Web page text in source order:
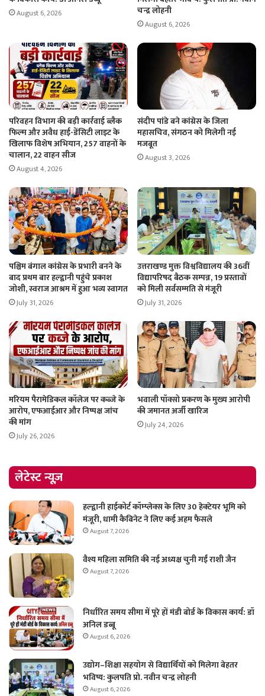
August 6, 2026
चन्द्र लोहनी
August 6, 2026
परिवहन विभाग की बड़ी कार्रवाई ब्लैक
फिल्म और अवैध हाई-डेंसिटी लाइट के
खिलाफ विशेष अभियान, 257 वाहनों के
चालान, 22 वाहन सीज
August 4, 2026
संदीप पांडे बने कांग्रेस के जिला
महासचिव, संगठन को मिलेगी नई
मजबूत
August 3, 2026
पश्चिम बंगाल कांग्रेस के प्रभारी बनने के
बाद प्रथम बार हल्द्वानी पहुंचे प्रकाश
जोशी, स्वराज आश्रम में हुआ भव्य स्वागत
July 31, 2026
उत्तराखण्ड मुक्त विश्वविद्यालय की 36वीं
विद्यापरिषद बैठक सम्पन्न, 19 प्रस्तावों
को मिली सर्वसम्मति से मंजूरी
July 31, 2026
मरियम पैरामेडिकल कॉलेज पर कब्जे के
आरोप, एफआईआर और निष्पक्ष जांच
की मांग
July 26, 2026
भवाली पॉक्सो प्रकरण के मुख्य आरोपी
की जमानत अर्जी खारिज
July 24, 2026
लेटेस्ट न्यूज़
हल्द्वानी हाईकोर्ट कॉम्प्लेक्स के लिए 30 हेक्टेयर भूमि को
मंजूरी, धामी कैबिनेट ने लिए कई अहम फैसले
August 7, 2026
वैश्य महिला समिति की नई अध्यक्ष चुनी गईं राशी जैन
August 7, 2026
निर्धारित समय सीमा में पूरे हों मंडी बोर्ड के विकास कार्य: डॉ
अनिल डब्बू
August 6, 2026
उद्योग–शिक्षा सहयोग से विद्यार्थियों को मिलेगा बेहतर
भविष्य: कुलपति प्रो. नवीन चन्द्र लोहनी
August 6, 2026